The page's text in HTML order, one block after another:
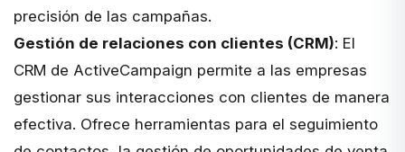
precisión de las campañas.
Gestión de relaciones con clientes (CRM): El
CRM de ActiveCampaign permite a las empresas
gestionar sus interacciones con clientes de manera
efectiva. Ofrece herramientas para el seguimiento